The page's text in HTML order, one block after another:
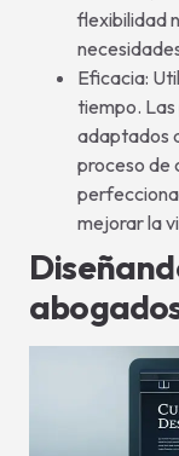
flexibilidad
Eficacia:
tiempo. Las
adaptados
proceso de
mejorar la